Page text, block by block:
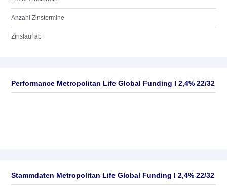
Anzahl Zinstermine
Zinslauf ab
Performance Metropolitan Life Global Funding I 2,4% 22/32
Stammdaten Metropolitan Life Global Funding I 2,4% 22/32